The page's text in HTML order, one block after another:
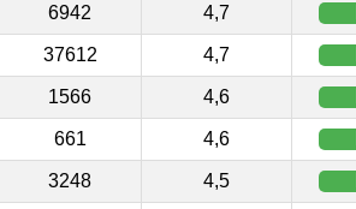
6942 4,7
37612 4,7
1566 4,6
661 4,6
3248 4,5